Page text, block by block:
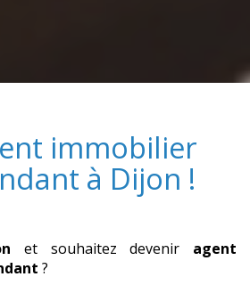
immobilier
à Dijon !
et souhaitez devenir agent
?